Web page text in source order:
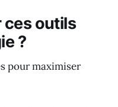
ces outils
?
pour maximiser